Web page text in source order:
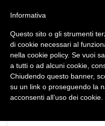

DAL 1977
MADE IN ITALY E
Informativa
Questo sito o gli strumenti
di cookie necessari al
nella cookie policy. Se vuoi
a tutti o ad alcuni cookie,
Chiudendo questo banner,
su un link o proseguendo la
acconsenti all’uso dei cookie.